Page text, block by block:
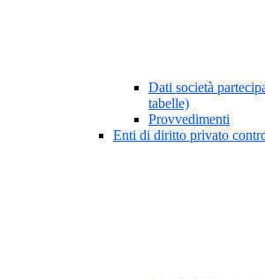
Dati società
tabelle)
Provvedimenti
Enti di diritto privato